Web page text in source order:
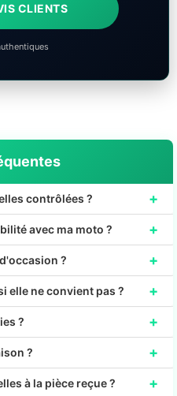
CLIENTS
contrôlées ? +
avec ma moto ? +
? +
elle ne convient pas ? +
? +
? +
à la pièce reçue ? +